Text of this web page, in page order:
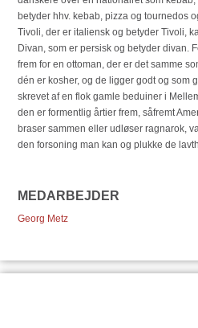
betyder hhv. kebab, pizza og tournedos
Tivoli, der er italiensk og betyder Tivoli,
Divan, som er persisk og betyder divan.
frem for en ottoman, der er det samme
dén er kosher, og de ligger godt og som
skrevet af en flok gamle beduiner i
den er formentlig årtier frem, såfremt
braser sammen eller udløser ragnarok,
den forsoning man kan og plukke de
MEDARBEJDER
Georg Metz